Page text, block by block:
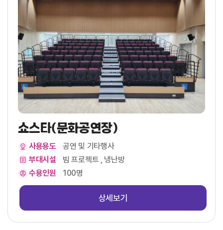
쇼스타(문화공연장)
사용용도
공연 및 기타행사
부대시설
빔 프로젝트 , 냉난방
수용인원
100명
상세보기